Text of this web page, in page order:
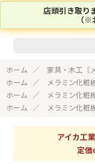
店頭引き取り
（※
ホーム 家具・木工〔
ホーム
メラミン化粧
ホーム
メラミン化粧
ホーム
メラミン化粧
アイカ工
定価